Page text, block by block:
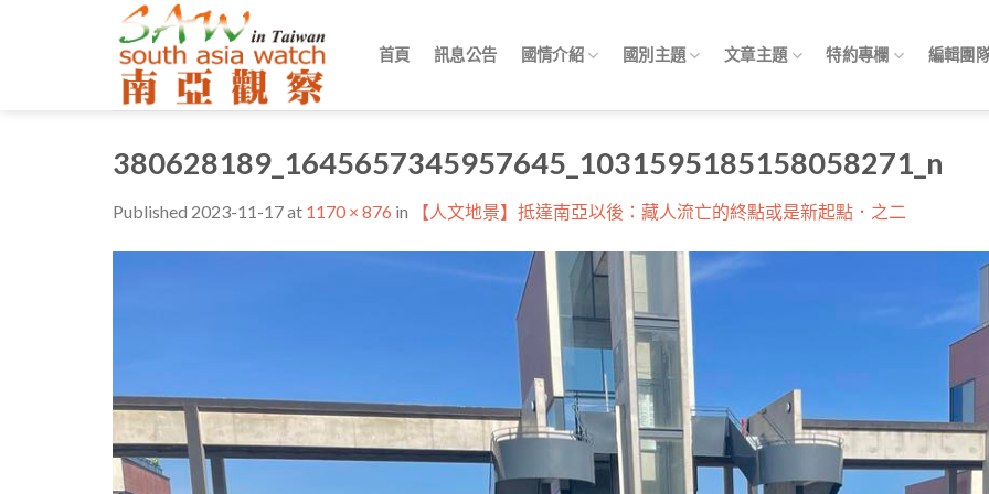
首頁 訊息公告 國情介紹 國別主題 文章主題 特約專欄 編輯團
380628189_1645657345957645_1031595185158058271_n
Published 2023-11-17at 1170 × 876 in 【人文地景】抵達南亞以後：藏人流亡的終點或是新起點．之二